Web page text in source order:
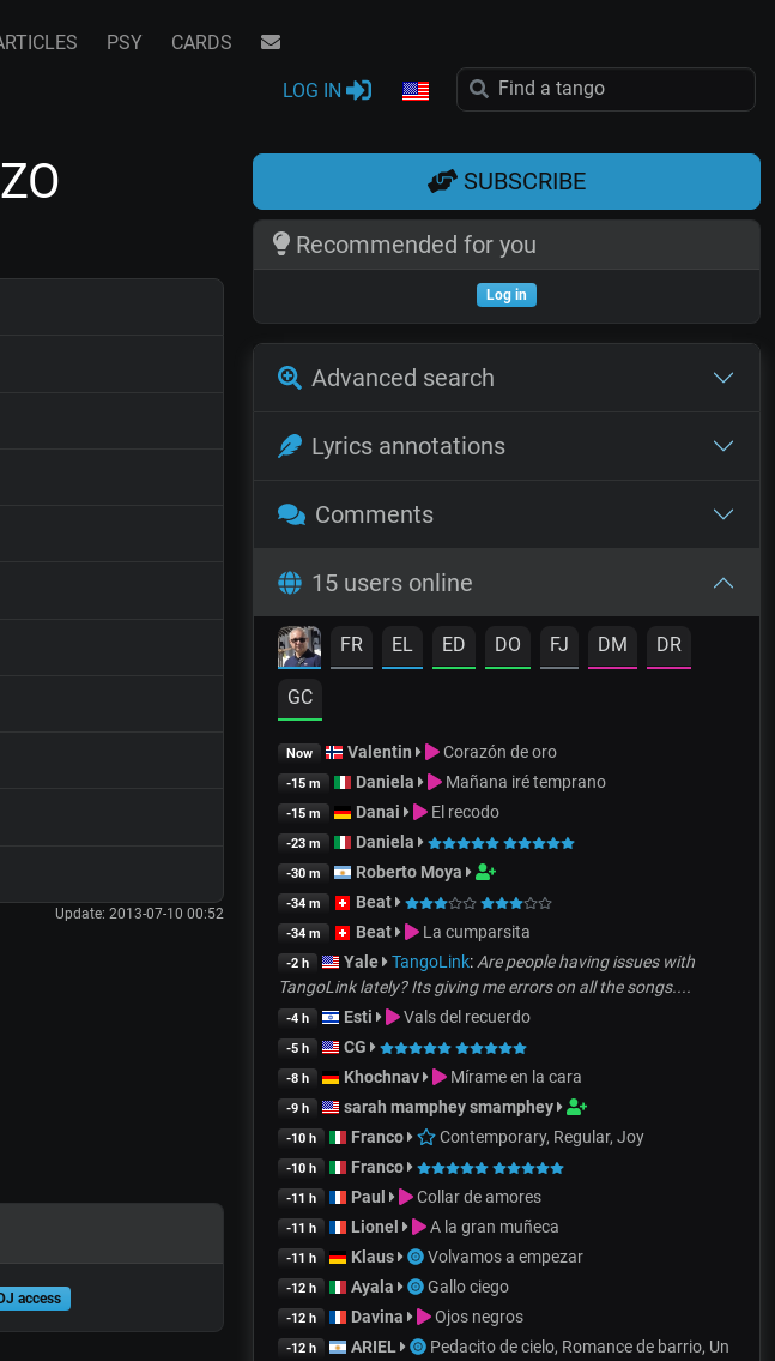
PSY CARDS
LOG IN
Update: 2013-07-10 00:52
access
SUBSCRIBE
Recommended for you
Log in
Advanced search
Lyrics annotations
Comments
15 users online
FR EL ED DO FJ DM DR
GC
Now Valentin Corazón de oro
-15 m Daniela Mañana iré temprano
-15 m Danai El recodo
-23 m Daniela
-30 m Roberto Moya
-34 m Beat
-34 m Beat La cumparsita
-2 h Yale TangoLink: Are people having issues with
TangoLink lately? Its giving me errors on all the songs....
-4 h Esti Vals del recuerdo
-5 h CG
-8 h Khochnav Mírame en la cara
-9 h sarah mamphey smamphey
-10 h Franco Contemporary, Regular, Joy
-10 h Franco
-11 h Paul Collar de amores
-11 h Lionel A la gran muñeca
-11 h Klaus Volvamos a empezar
-12 h Ayala Gallo ciego
-12 h Davina Ojos negros
-12 h ARIEL
Pedacito de cielo, Romance de barrio, Un